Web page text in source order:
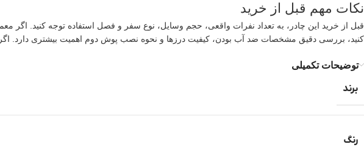
نکات مهم قبل از خرید
کنید، بررسی دقیق مشخصات ضد آب بودن، کیفیت درزها و نحوه نصب پوش دوم اهمیت بیشتری دارد. اگر
توضیحات تکمیلی
برند
رنگ